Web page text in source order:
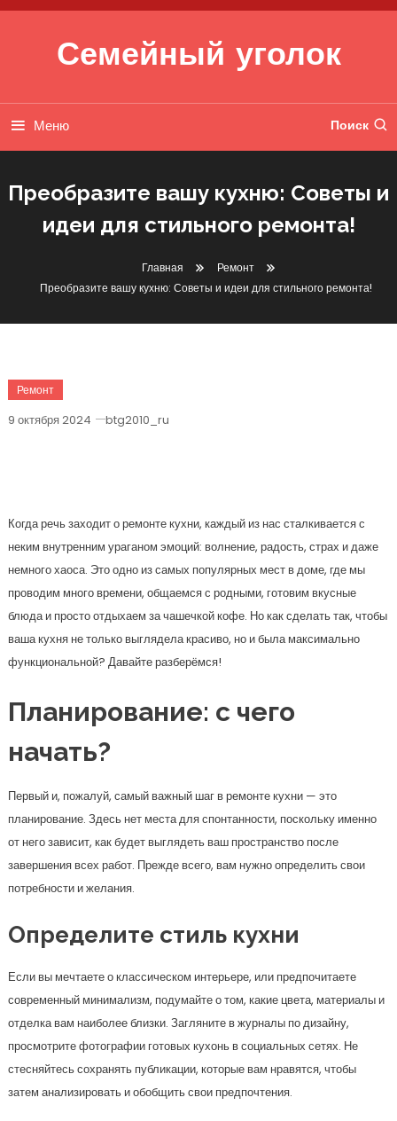
Перейти к содержимому
Семейный уголок
Меню Поиск
Преобразите вашу кухню: Советы и
идеи для стильного ремонта!
Главная
Ремонт
Преобразите вашу кухню: Советы и идеи для стильного ремонта!
Ремонт
9 октября 2024 btg2010_ru
Когда речь заходит о ремонте кухни, каждый из нас сталкивается с
неким внутренним ураганом эмоций: волнение, радость, страх и даже
немного хаоса. Это одно из самых популярных мест в доме, где мы
проводим много времени, общаемся с родными, готовим вкусные
блюда и просто отдыхаем за чашечкой кофе. Но как сделать так, чтобы
ваша кухня не только выглядела красиво, но и была максимально
функциональной? Давайте разберёмся!
Планирование: с чего
начать?
Первый и, пожалуй, самый важный шаг в ремонте кухни — это
планирование. Здесь нет места для спонтанности, поскольку именно
от него зависит, как будет выглядеть ваш пространство после
завершения всех работ. Прежде всего, вам нужно определить свои
потребности и желания.
Определите стиль кухни
Если вы мечтаете о классическом интерьере, или предпочитаете
современный минимализм, подумайте о том, какие цвета, материалы и
отделка вам наиболее близки. Загляните в журналы по дизайну,
просмотрите фотографии готовых кухонь в социальных сетях. Не
стесняйтесь сохранять публикации, которые вам нравятся, чтобы
затем анализировать и обобщить свои предпочтения.